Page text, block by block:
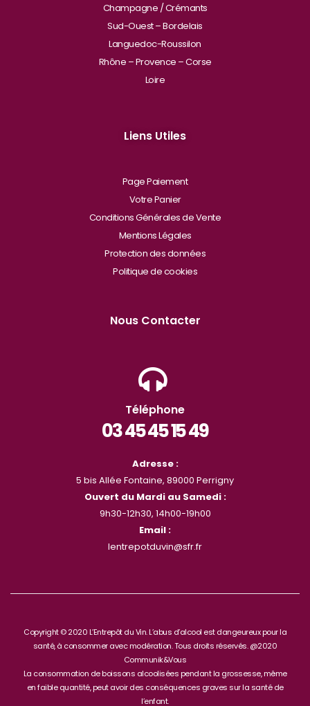
Champagne / Crémants
Sud-Ouest – Bordelais
Languedoc-Roussilon
Rhône – Provence – Corse
Loire
Liens Utiles
Page Paiement
Votre Panier
Conditions Générales de Vente
Mentions Légales
Protection des données
Politique de cookies
Nous Contacter
Téléphone
03 45 45 15 49
Adresse :
5 bis Allée Fontaine, 89000 Perrigny
Ouvert du Mardi au Samedi :
9h30-12h30, 14h00-19h00
Email :
lentrepotduvin@sfr.fr
Copyright © 2020 L’Entrepôt du Vin. L’abus d’alcool est dangeureux pour la
santé, à consommer avec modération. Tous droits réservés. @2020
Communik&Vous
La consommation de boissons alcoolisées pendant la grossesse, même
en faible quantité, peut avoir des conséquences graves sur la santé de
l’enfant.